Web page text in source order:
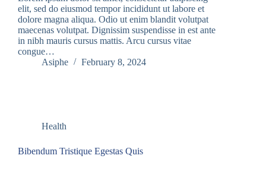
elit, sed do eiusmod tempor incididunt ut labore et
dolore magna aliqua. Odio ut enim blandit volutpat
maecenas volutpat. Dignissim suspendisse in est ante
in nibh mauris cursus mattis. Arcu cursus vitae
congue…
Asiphe
February 8, 2024
Health
Bibendum Tristique Egestas Quis